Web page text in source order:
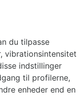
du tilpasse
vibrationsintensitet
indstillinger
til profilerne,
enheder end en